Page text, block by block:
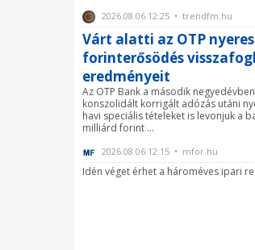
2026.08.06 12:25 • trendfm.hu
Várt alatti az OTP
forinterősödés
eredményeit
Az OTP Bank a második
konszolidált korrigált adózás utáni
havi speciális tételeket is levonjuk a
milliárd forint ...
2026.08.06 12:15 • mfor.hu
Idén véget érhet a hároméves ipari